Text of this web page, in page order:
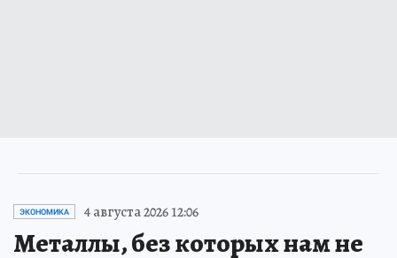
ЭКОНОМИКА 4 августа 2026 12:06
Металлы, без которых нам не